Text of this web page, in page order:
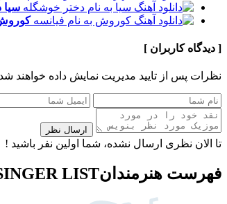
سیا
[ دیدگاه کاربران ]
نظرات پس از تایید مدیریت نمایش داده خواهند
ارسال نظر
تا الان نظری ارسال نشده، شما اولین نفر باشید !
فهرست هنرمندانLIST